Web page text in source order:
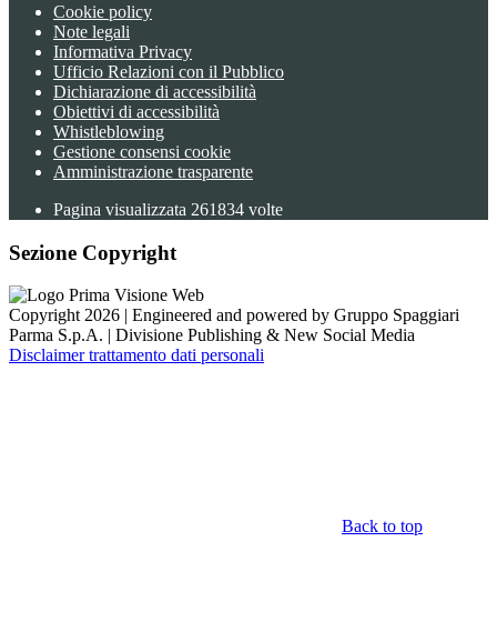
Cookie policy
Note legali
Informativa Privacy
Ufficio Relazioni con il Pubblico
Dichiarazione di accessibilità
Obiettivi di accessibilità
Whistleblowing
Gestione consensi cookie
Amministrazione trasparente
Pagina visualizzata 261834 volte
Sezione Copyright
Copyright 2026 | Engineered and powered by Gruppo Spaggiari
Parma S.p.A. | Divisione Publishing & New Social Media
Disclaimer trattamento dati personali
Back to top